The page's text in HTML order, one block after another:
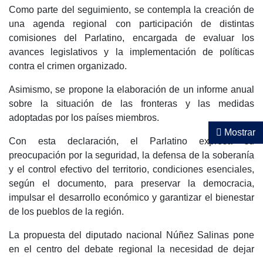
Mostrar
Como parte del seguimiento, se contempla la creación de
una agenda regional con participación de distintas
comisiones del Parlatino, encargada de evaluar los
avances legislativos y la implementación de políticas
contra el crimen organizado.
Asimismo, se propone la elaboración de un informe anual
sobre la situación de las fronteras y las medidas
adoptadas por los países miembros.
Con esta declaración, el Parlatino expresa su
preocupación por la seguridad, la defensa de la soberanía
y el control efectivo del territorio, condiciones esenciales,
según el documento, para preservar la democracia,
impulsar el desarrollo económico y garantizar el bienestar
de los pueblos de la región.
La propuesta del diputado nacional Núñez Salinas pone
en el centro del debate regional la necesidad de dejar